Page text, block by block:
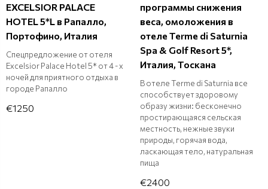
EXCELSIOR PALACE
HOTEL 5*L в Рапалло,
Портофино, Италия
Спецпредложение от отеля
Excelsior Palace Hotel 5* от 4 - х
ночей для приятного отдыха в
городе Рапалло
€1250
программы снижения
веса, омоложения в
отеле Terme di Saturnia
Spa & Golf Resort 5*,
Италия, Тоскана
В отеле Terme di Saturnia все
способствует здоровому
образу жизни: бесконечно
простирающаяся сельская
местность, нежные звуки
природы, горячая вода,
ласкающая тело, натуральная
пища
€2400